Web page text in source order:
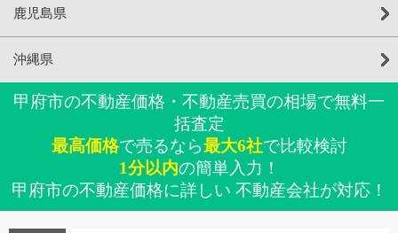
鹿児島県
沖縄県
甲府市の不動産価格・不動産売買の相場で無料一
括査定
最高価格で売るなら最大6社で比較検討
1分以内の簡単入力！
甲府市の不動産価格に詳しい 不動産会社が対応！